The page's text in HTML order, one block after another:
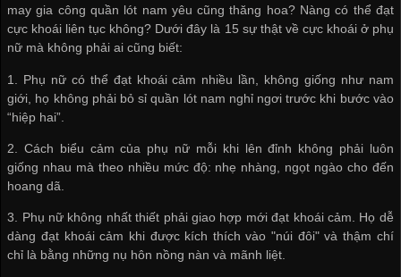
may gia công quần lót nam yêu cũng thăng hoa? Nàng có thể đạt
cực khoái liên tục không? Dưới đây là 15 sự thật về cực khoái ở phụ
nữ mà không phải ai cũng biết:
1. Phụ nữ có thể đạt khoái cảm nhiều lần, không giống như nam
giới, họ không phải bỏ sỉ quần lót nam nghỉ ngơi trước khi bước vào
“hiệp hai”.
2. Cách biểu cảm của phụ nữ mỗi khi lên đỉnh không phải luôn
giống nhau mà theo nhiều mức độ: nhẹ nhàng, ngọt ngào cho đến
hoang dã.
3. Phụ nữ không nhất thiết phải giao hợp mới đạt khoái cảm. Họ dễ
dàng đạt khoái cảm khi được kích thích vào "núi đôi" và thậm chí
chỉ là bằng những nụ hôn nồng nàn và mãnh liệt.